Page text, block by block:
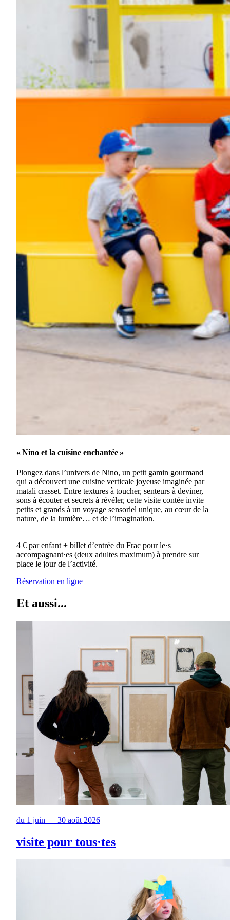
« Nino et la cuisine enchantée »
Plongez dans l’univers de Nino, un petit gamin gourmand
qui a découvert une cuisine verticale joyeuse imaginée par
matali crasset. Entre textures à toucher, senteurs à deviner,
sons à écouter et secrets à révéler, cette visite contée invite
petits et grands à un voyage sensoriel unique, au cœur de la
nature, de la lumière… et de l’imagination.
4 € par enfant + billet d’entrée du Frac pour le·s
accompagnant·es (deux adultes maximum) à prendre sur
place le jour de l’activité.
Réservation en ligne
Et aussi...
du 1 juin — 30 août 2026
visite pour tous·tes